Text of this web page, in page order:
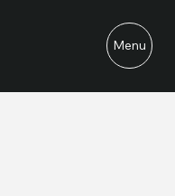
Menu